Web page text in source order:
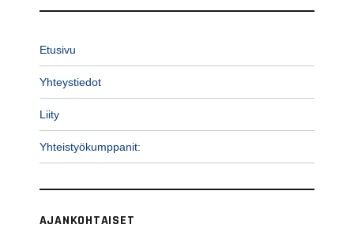
Etusivu
Yhteystiedot
Liity
Yhteistyökumppanit:
AJANKOHTAISET